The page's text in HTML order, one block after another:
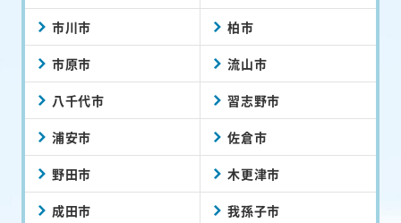
市川市 柏市
市原市 流山市
八千代市 習志野市
浦安市 佐倉市
野田市 木更津市
成田市 我孫子市